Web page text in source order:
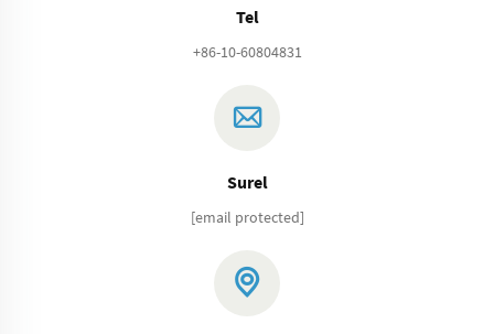
Tel
+86-10-60804831
Surel
[email protected]